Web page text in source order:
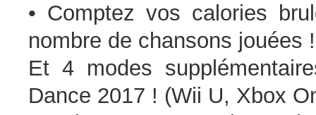
• Comptez vos calories
nombre de chansons jouées !
Et 4 modes
Dance 2017 ! (Wii U, Xbox